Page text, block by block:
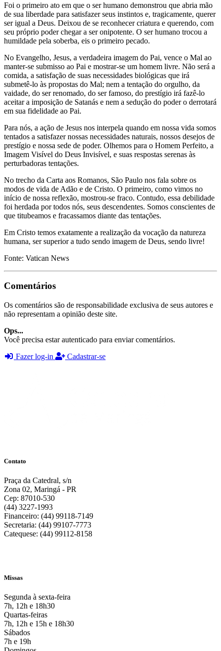
Foi o primeiro ato em que o ser humano demonstrou que abria mão
de sua liberdade para satisfazer seus instintos e, tragicamente, querer
ser igual a Deus. Deixou de se reconhecer criatura e querendo, com
seu próprio poder chegar a ser onipotente. O ser humano trocou a
humildade pela soberba, eis o primeiro pecado.
No Evangelho, Jesus, a verdadeira imagem do Pai, vence o Mal ao
manter-se submisso ao Pai e mostrar-se um homem livre. Não será a
comida, a satisfação de suas necessidades biológicas que irá
submetê-lo às propostas do Mal; nem a tentação do orgulho, da
vaidade, do ser renomado, do ser famoso, do prestígio irá fazê-lo
aceitar a imposição de Satanás e nem a sedução do poder o derrotará
em sua fidelidade ao Pai.
Para nós, a ação de Jesus nos interpela quando em nossa vida somos
tentados a satisfazer nossas necessidades naturais, nossos desejos de
prestígio e nossa sede de poder. Olhemos para o Homem Perfeito, a
Imagem Visível do Deus Invisível, e suas respostas serenas às
perturbadoras tentações.
No trecho da Carta aos Romanos, São Paulo nos fala sobre os
modos de vida de Adão e de Cristo. O primeiro, como vimos no
início de nossa reflexão, mostrou-se fraco. Contudo, essa debilidade
foi herdada por todos nós, seus descendentes. Somos conscientes de
que titubeamos e fracassamos diante das tentações.
Em Cristo temos exatamente a realização da vocação da natureza
humana, ser superior a tudo sendo imagem de Deus, sendo livre!
Fonte: Vatican News
Comentários
Os comentários são de responsabilidade exclusiva de seus autores e
não representam a opinião deste site.
Ops...
Você precisa estar autenticado para enviar comentários.
Fazer log-in
Cadastrar-se
Contato
Praça da Catedral, s/n
Zona 02, Maringá - PR
Cep: 87010-530
(44) 3227-1993
Financeiro: (44) 99118-7149
Secretaria: (44) 99107-7773
Catequese: (44) 99112-8158
Missas
Segunda à sexta-feira
7h, 12h e 18h30
Quartas-feiras
7h, 12h e 15h e 18h30
Sábados
7h e 19h